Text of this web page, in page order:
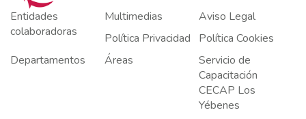
Entidades
colaboradoras
Multimedias
Aviso Legal
Política Privacidad
Política Cookies
Departamentos
Áreas
Servicio de
Capacitación
CECAP Los
Yébenes